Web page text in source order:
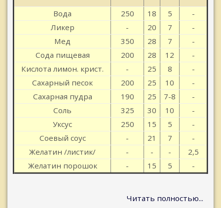
Вода 250 18 5
-
Ликер
- 20 7
-
Мед
350 28 7
-
Сода пищевая
200 28 12
-
Кислота лимон. крист.
- 25 8
-
Сахарный песок
200 25 10
-
Сахарная пудра
190 25 7-8
-
Соль
325 30 10
-
Уксус
250 15 5
-
Соевый соус
- 21 7
-
Желатин /листик/
- - -
2,5
Желатин порошок
- 15 5 -
Читать полностью...